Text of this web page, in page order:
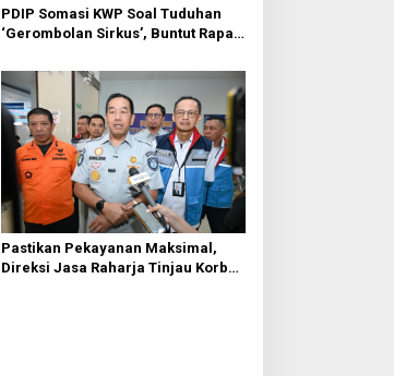
PDIP Somasi KWP Soal Tuduhan
‘Gerombolan Sirkus’, Buntut Rapat
Ahmad
Pastikan Pekayanan Maksimal,
Direksi Jasa Raharja Tinjau Korban